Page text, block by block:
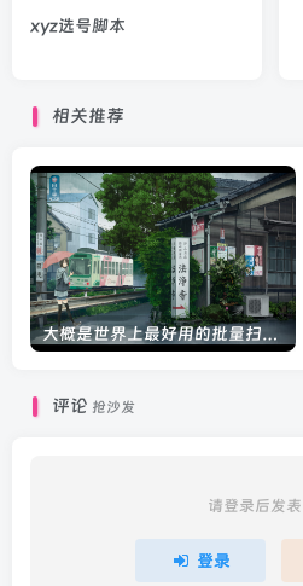
xyz选号脚本
相关推荐
大概是世界上最好用的批量扫米工具
评论 抢沙发
请登录后发
登录